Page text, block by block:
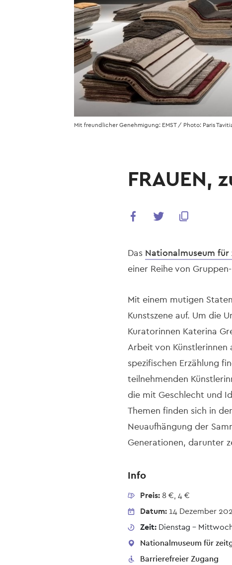
Mit freundlicher Genehmigung: EMST / Photo: Paris
FRAUEN,
Das Nationalmuseum für
einer Reihe von
Mit einem mutigen
Kunstszene auf. Um die
Kuratorinnen Katerina
Arbeit von Künstlerinnen
spezifischen Erzählung
teilnehmenden
die mit Geschlecht und
Themen finden sich in
Neuaufhängung der
Generationen, darunter
Info
Preis: 8 €, 4 €
Datum: 14 Dezember
Zeit:Dienstag - Mittwoch
Nationalmuseum für
Barrierefreier Zugang